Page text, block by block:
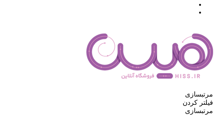
مرتبسازی
فیلتر کردن
مرتبسازی